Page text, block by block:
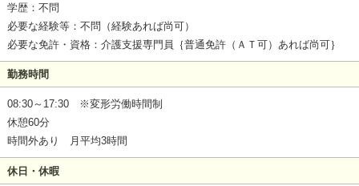
学歴：不問
必要な経験等：不問（経験あれば尚可）
必要な免許・資格：介護支援専門員｛普通免許（ＡＴ可）あれば尚可｝
勤務時間
08:30～17:30 ※変形労働時間制
休憩60分
時間外あり 月平均3時間
休日・休暇